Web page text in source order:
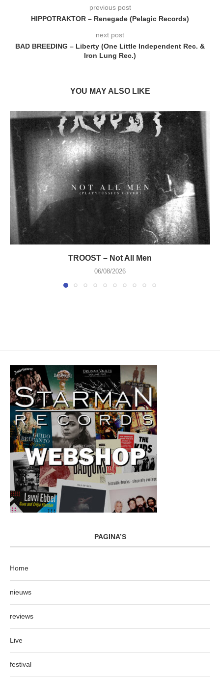
previous post
HIPPOTRAKTOR – Renegade (Pelagic Records)
next post
BAD BREEDING – Liberty (One Little Independent Rec. &
Iron Lung Rec.)
YOU MAY ALSO LIKE
TROOST – Not All Men
06/08/2026
PAGINA’S
Home
nieuws
reviews
Live
festival